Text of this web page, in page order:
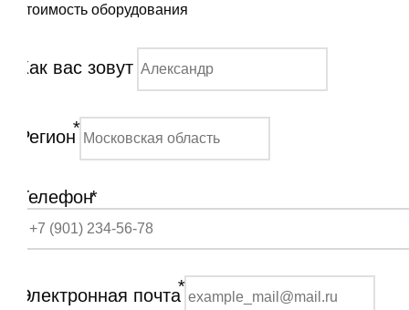
стоимость оборудования
Как вас зовут
Регион*
Телефон*
Электронная почта*